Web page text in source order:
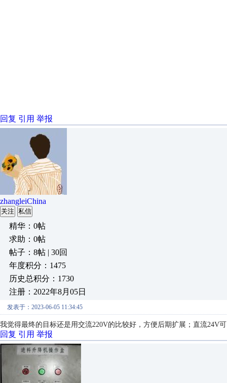
回复 引用 举报
zhangleiChina
关注 私信
精华：0帖
求助：0帖
帖子：8帖 | 30回
年度积分：1475
历史总积分：1730
注册：2022年8月05日
发表于：2023-06-05 11:34:45
我觉得最终的目标还是用交流220V的比较好，方便后期扩展；直流24V
回复 引用 举报